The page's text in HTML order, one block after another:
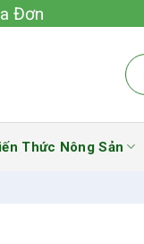
Đơn
Thức Nông Sản